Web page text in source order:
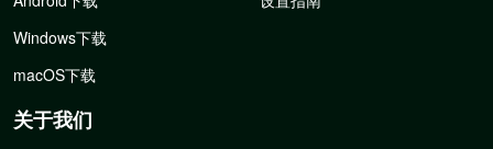
Windows下载
macOS下载
关于我们